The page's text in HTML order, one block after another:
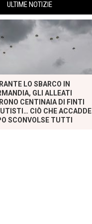
ULTIME NOTIZIE
LO SBARCO IN
GLI ALLEATI
CENTINAIA DI FINTI
CIÒ CHE ACCADDE
SCONVOLSE TUTTI